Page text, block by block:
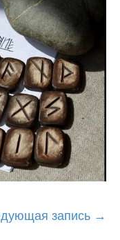
запись →